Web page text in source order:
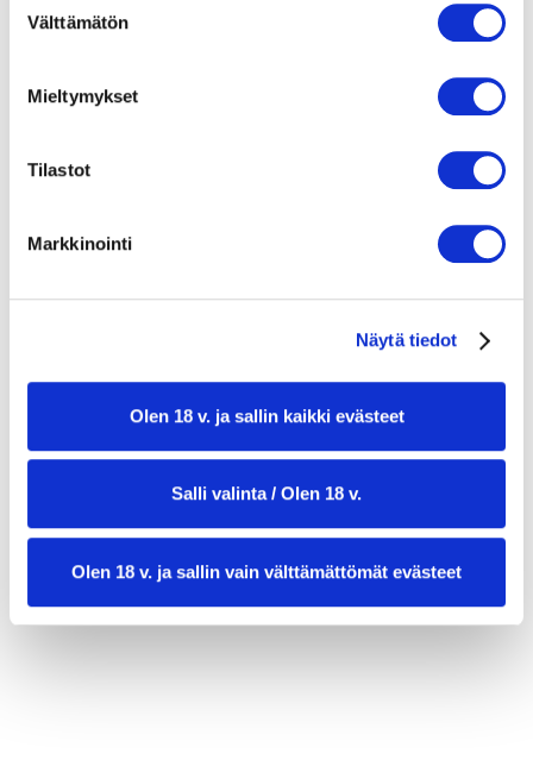
tai vanhempi. Vahvista ikäsi käyttääksesi sivustoa.
valinta
Välttämätön
Mieltymykset
Tilastot
Markkinointi
Näytä tiedot
Olen 18 v. ja sallin kaikki evästeet
Salli valinta / Olen 18 v.
Olen 18 v. ja sallin vain välttämättömät evästeet
1 dl karkeaksi silputtua lehtipersiljaa
3 dl oliiviöljyä
2 rkl silputtua persiljaa
Rapeaa ruisleipää
annosmäärä:4